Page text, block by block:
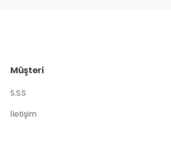
Müşteri
S.S.S
İletişim